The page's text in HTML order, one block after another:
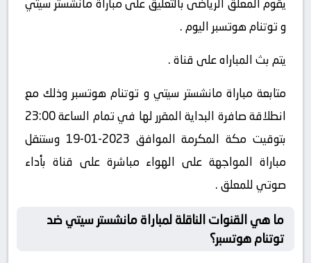
و توتنام هوتسبر اليوم .
يتم بث المباراه على قناة .
متابعة مباراة مانشستر سيتي و توتنام هوتسبر وذلك مع
انطلاقة صافرة البداية المقرر لها في تمام الساعة 23:00
بتوقيت مكة المكرمة الموافق 2023-01-19 وستنقل
مباراة المواجهة على الهواء مباشرة على قناة بأداء
صوتي للمعلق .
ما هي القنوات الناقلة لمباراة مانشستر سيتي ضد
توتنام هوتسبر؟